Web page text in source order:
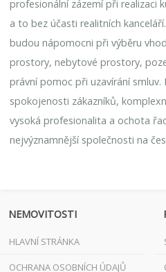
profesionální zázemí při realizaci
a to bez účasti realitních
budou nápomocni při výběru
prostory, nebytové prostory,
právní pomoc při uzavírání smluv.
spokojenosti zákazníků,
vysoká profesionalita a ochota
nejvýznamnější společnosti na
NEMOVITOSTI
HLAVNÍ STRÁNKA
OCHRANA OSOBNÍCH ÚDAJŮ